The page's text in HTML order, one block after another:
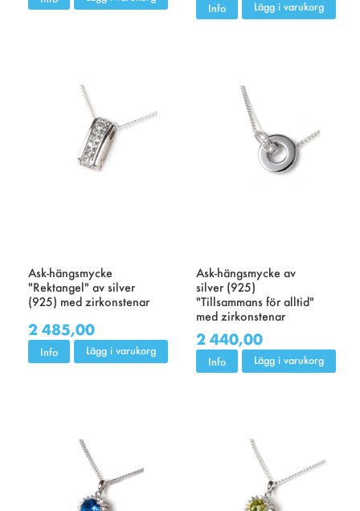
Info Lägg i varukorg
Ask-hängsmycke
"Rektangel" av silver
(925) med zirkonstenar
2 485,00
Info Lägg i varukorg
Ask-hängsmycke av
silver (925)
"Tillsammans för alltid"
med zirkonstenar
2 440,00
Info Lägg i varukorg